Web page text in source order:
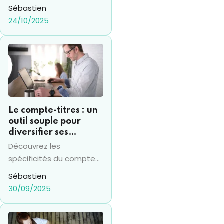
entraîne une hausse
significative du prix des
finale que beaucoup
oublient de réévaluer.
entreprises (RSE).
réforme et l’avenir
de votre pension
Sébastien
24/10/2025
Le compte-titres : un
outil souple pour
diversifier ses
investissements
financiers
Découvrez les
spécificités du compte
titres en 2025 et sa
différence avec le PEA,
Sébastien
30/09/2025